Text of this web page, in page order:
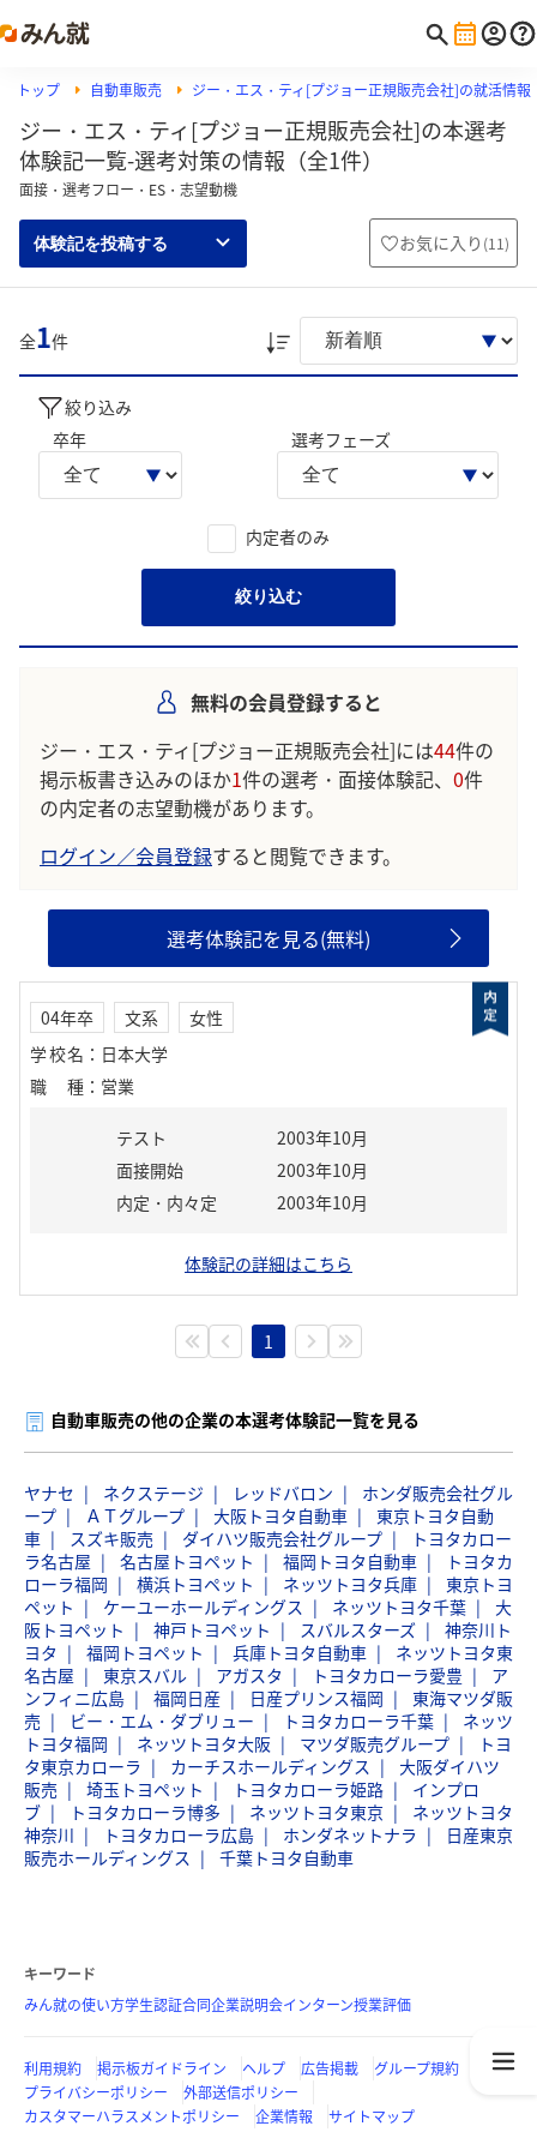
トップ 自動車販売 ジー・エス・ティ[プジョー正規販売会社]の就活情報
ジー・エス・ティ[プジョー正規販売会社]の本選考
体験記一覧-選考対策の情報（全1件）
面接・選考フロー・ES・志望動機
体験記を投稿する お気に入り (11)
全1件
絞り込み
卒年
選考フェーズ
内定者のみ
絞り込む
無料の会員登録すると
ジー・エス・ティ[プジョー正規販売会社]には44件の
掲示板書き込みのほか1件の選考・面接体験記、 0件
の内定者の志望動機があります。
ログイン／会員登録すると閲覧できます。
選考体験記を見る(無料)
04年卒 文系
女性
学校名 ： 日本大学
職種 ： 営業
テスト
2003年10月
面接開始
2003年10月
内定・内々定
2003年10月
体験記の詳細はこちら
1
自動車販売の他の企業の本選考体験記一覧を見る
ヤナセ ネクステージ レッドバロン
ホンダ販売会社グル
ープ
ＡＴグループ 大阪トヨタ自動車
東京トヨタ自動
車
スズキ販売 ダイハツ販売会社グループ
トヨタカロー
ラ名古屋
名古屋トヨペット 福岡トヨタ自動車
トヨタカ
ローラ福岡
横浜トヨペット ネッツトヨタ兵庫
東京トヨ
ペット
ケーユーホールディングス ネッツトヨタ千葉
大
阪トヨペット
神戸トヨペット スバルスターズ
神奈川ト
ヨタ
福岡トヨペット 兵庫トヨタ自動車
ネッツトヨタ東
名古屋
東京スバル アガスタ トヨタカローラ愛豊
ア
ンフィニ広島
福岡日産 日産プリンス福岡
東海マツダ販
売
ビー・エム・ダブリュー トヨタカローラ千葉
ネッツ
トヨタ福岡
ネッツトヨタ大阪 マツダ販売グループ
トヨ
タ東京カローラ
カーチスホールディングス
大阪ダイハツ
販売
埼玉トヨペット トヨタカローラ姫路
インプロ
ブ
トヨタカローラ博多 ネッツトヨタ東京
ネッツトヨタ
神奈川
トヨタカローラ広島 ホンダネットナラ
日産東京
販売ホールディングス
千葉トヨタ自動車
キーワード
みん就の使い方学生認証合同企業説明会インターン授業評価
利用規約 掲示板ガイドライン ヘルプ 広告掲載
グループ規約
プライバシーポリシー
外部送信ポリシー
カスタマーハラスメントポリシー
企業情報 サイトマップ